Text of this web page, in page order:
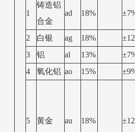
1
铸造铝
合金
ad 18%
2 白银 ag 18%
3
铝 al 13%
4
氧化铝 ao 15%
5 黄金 au 18%